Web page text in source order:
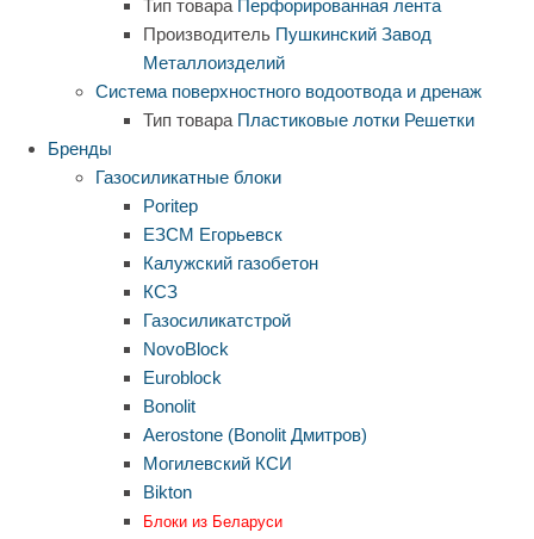
Тип товара Перфорированная лента
Производитель Пушкинский Завод
Металлоизделий
Система поверхностного водоотвода и дренаж
Тип товара Пластиковые лотки Решетки
Бренды
Газосиликатные блоки
Poritep
ЕЗСМ Егорьевск
Калужский газобетон
КСЗ
Газосиликатстрой
NovoBlock
Euroblock
Bonolit
Aerostone (Bonolit Дмитров)
Могилевский КСИ
Bikton
Блоки из Беларуси